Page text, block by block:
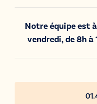
Notre équipe est
vendredi, de 8h à